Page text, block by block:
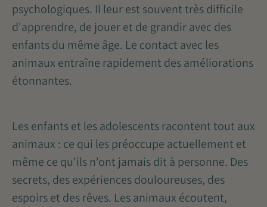
psychologiques. Il leur est souvent très difficile
d'apprendre, de jouer et de grandir avec des
enfants du même âge. Le contact avec les
animaux entraîne rapidement des améliorations
étonnantes.
Les enfants et les adolescents racontent tout aux
animaux : ce qui les préoccupe actuellement et
même ce qu'ils n'ont jamais dit à personne. Des
secrets, des expériences douloureuses, des
espoirs et des rêves. Les animaux écoutent,